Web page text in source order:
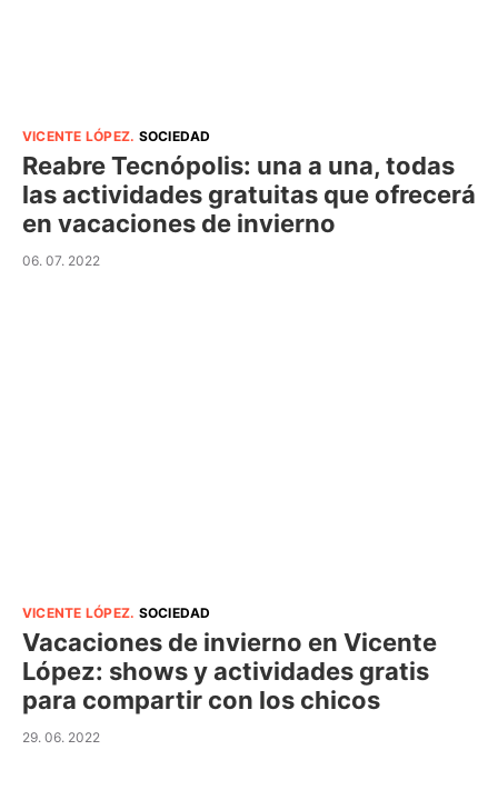
VICENTE LÓPEZ. SOCIEDAD
Reabre Tecnópolis: una a una, todas
las actividades gratuitas que ofrecerá
en vacaciones de invierno
06. 07. 2022
VICENTE LÓPEZ. SOCIEDAD
Vacaciones de invierno en Vicente
López: shows y actividades gratis
para compartir con los chicos
29. 06. 2022